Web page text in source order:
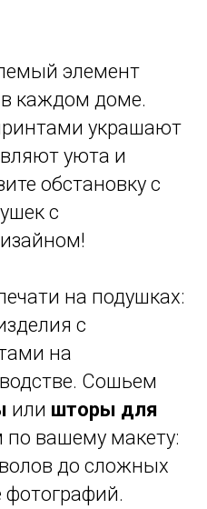
элемент
каждом доме.
украшают
уюта и
обстановку с
с
на подушках:
с
на
Сошьем
или шторы для
по вашему макету:
до сложных